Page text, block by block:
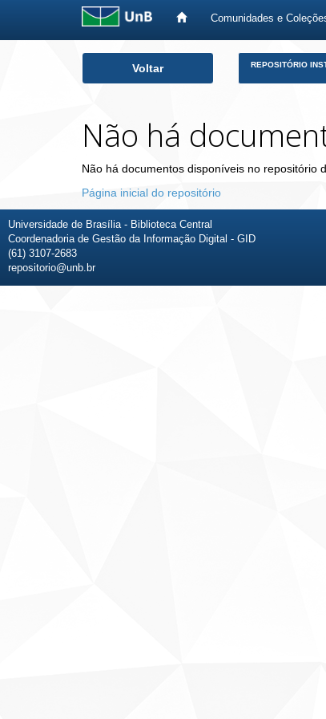
Comunidades e
Voltar REPOSITÓRIO
Não há
Não há documentos disponíveis no repositório
Página inicial do repositório
Universidade de Brasília - Biblioteca Central
Coordenadoria de Gestão da Informação Digital - GID
(61) 3107-2683
repositorio@unb.br